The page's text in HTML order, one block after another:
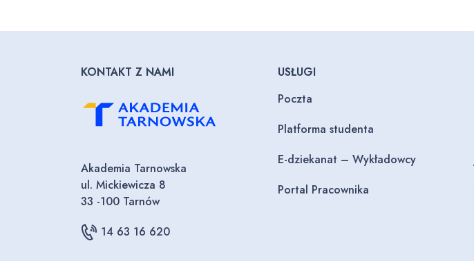
KONTAKT Z NAMI
Akademia Tarnowska
ul. Mickiewicza 8
33 -100 Tarnów
14 63 16 620
USŁUGI
Poczta
Platforma studenta
E-dziekanat – Wykładowcy
Portal Pracownika